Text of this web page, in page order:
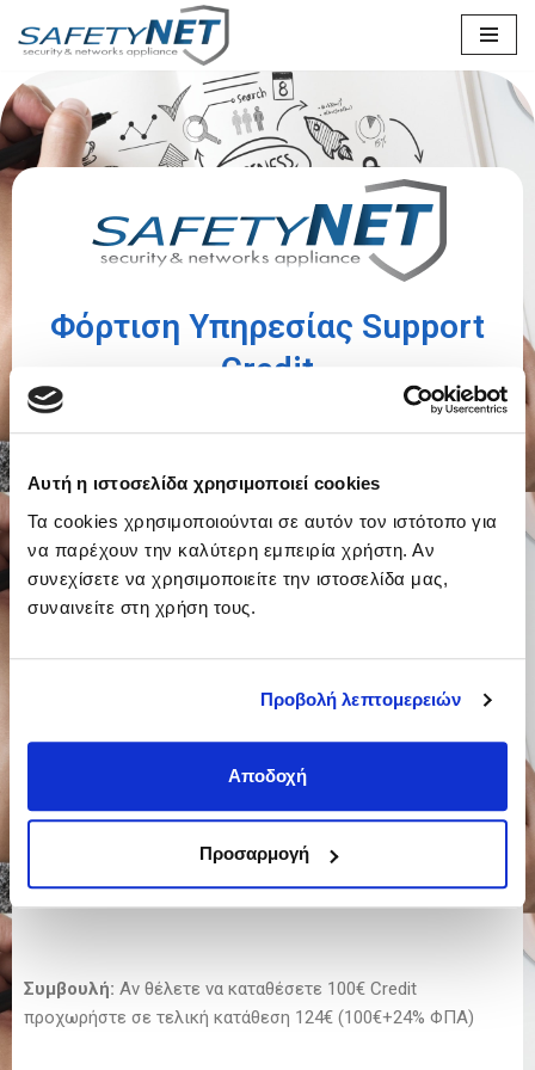
Αυτή η ιστοσελίδα χρησιμοποιεί cookies
Τα cookies χρησιμοποιούνται σε αυτόν τον ιστότοπο για
να παρέχουν την καλύτερη εμπειρία χρήστη. Αν
συνεχίσετε να χρησιμοποιείτε την ιστοσελίδα μας,
συναινείτε στη χρήση τους.
Προβολή λεπτομερειών
Αποδοχή
Προσαρμογή
Μεταπηδήστε
στο
περιεχόμενο
Φόρτιση Υπηρεσίας Support
Credit
Το υπόλοιπο σας στην υπηρεσία Support Credit είναι
Για την καλύτερη δυνατή εξυπηρέτηση μπορείτε να
προχωρήσετε σε πληρωμή με μια από τις παρακάτω
μεθόδους:
βρείτεΕΔΩ
επωνυμία ή το ΑΦΜ σας όπως και την λέξη Credit.
Διαδικασία:
H καθαρή αξία της κατάθεσης σας θα προστεθεί ως Credit
στον λογαριασμό σας
Συμβουλή: Αν θέλετε να καταθέσετε 100€ Credit
προχωρήστε σε τελική κατάθεση 124€ (100€+24% ΦΠΑ)